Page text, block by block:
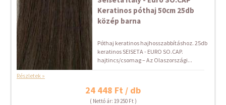
Keratinos póthaj 50cm 25db
közép barna
Póthaj keratinos hajhosszabbításhoz. 25db
keratinos SEISETA - EURO SO.CAP.
hajtincs/csomag – Az Olaszországi...
Részletek »
24 448 Ft / db
( Nettó ár: 19 250 Ft )